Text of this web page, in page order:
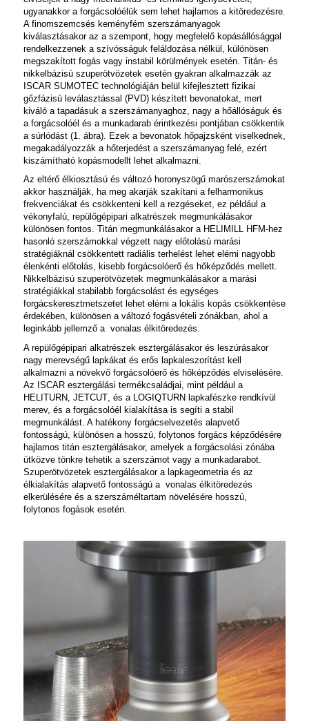
ugyanakkor a forgácsolóélük sem lehet hajlamos a kitöredezésre.
A finomszemcsés keményfém szerszámanyagok
kiválasztásakor az a szempont, hogy megfelelő kopásállósággal
rendelkezzenek a szívósságuk feláldozása nélkül, különösen
megszakított fogás vagy instabil körülmények esetén. Titán- és
nikkelbázisú szuperötvözetek esetén gyakran alkalmazzák az
ISCAR SUMOTECtechnológiáján belül kifejlesztett fizikai
gőzfázisú leválasztással (PVD) készített bevonatokat, mert
kiváló a tapadásuk a szerszámanyaghoz, nagy a hőállóságuk és
a forgácsolóél és a munkadarab érintkezési pontjában csökkentik
a súrlódást (1. ábra). Ezek a bevonatok hőpajzsként viselkednek,
megakadályozzák a hőterjedést a szerszámanyag felé, ezért
kiszámítható kopásmodellt lehet alkalmazni.
Az eltérő élkiosztású és változó horonyszögű marószerszámokat
akkor használják, ha meg akarják szakítani a felharmonikus
frekvenciákat és csökkenteni kell a rezgéseket, ez például a
vékonyfalú, repülőgépipari alkatrészek megmunkálásakor
különösen fontos. Titán megmunkálásakor a HELIMILL HFM-hez
hasonló szerszámokkal végzett nagy előtolású marási
stratégiáknál csökkentett radiális terhelést lehet elérni nagyobb
élenkénti előtolás, kisebb forgácsolóerő és hőképződés mellett.
Nikkelbázisú szuperötvözetek megmunkálásakor a marási
stratégiákkal stabilabb forgácsolást és egységes
forgácskeresztmetszetet lehet elérni a lokális kopás csökkentése
érdekében, különösen a változó fogásvételi zónákban, ahol a
leginkább jellemző a vonalas élkitöredezés.
A repülőgépipari alkatrészek esztergálásakor és leszúrásakor
nagy merevségű lapkákat és erős lapkaleszorítást kell
alkalmazni a növekvő forgácsolóerő és hőképződés elviselésére.
Az ISCAR esztergálási termékcsaládjai, mint például a
HELITURN, JETCUT, és a LOGIQTURNlapkafészke rendkívül
merev, és a forgácsolóél kialakítása is segíti a stabil
megmunkálást. A hatékony forgácselvezetés alapvető
fontosságú, különösen a hosszú, folytonos forgács képződésére
hajlamos titán esztergálásakor, amelyek a forgácsolási zónába
ütközve tönkre tehetik a szerszámot vagy a munkadarabot.
Szuperötvözetek esztergálásakor a lapkageometria és az
élkialakítás alapvető fontosságú a vonalas élkitöredezés
elkerülésére és a szerszáméltartam növelésére hosszú,
folytonos fogások esetén.